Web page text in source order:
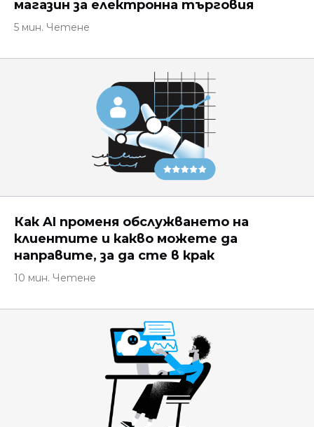
магазин за електронна търговия
5 мин. Четене
Как AI променя обслужването на
клиентите и какво можете да
направите, за да сте в крак
10 мин. Четене